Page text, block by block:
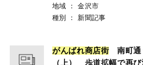
地域 ：
金沢市
種別
： 新聞記事
がんばれ商店街南町通
（上） 歩道拡幅で再